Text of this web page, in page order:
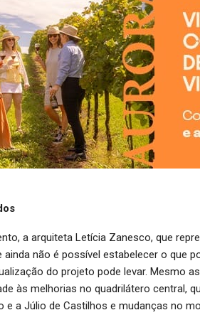
a arquiteta Letícia Zanesco, que
ainda não é possível estabelecer o que
do projeto pode levar. Mesmo
às melhorias no quadrilátero central,
e a Júlio de Castilhos e mudanças no